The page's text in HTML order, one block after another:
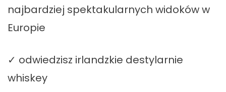
najbardziej spektakularnych widoków w
Europie
✓ odwiedzisz irlandzkie destylarnie
whiskey